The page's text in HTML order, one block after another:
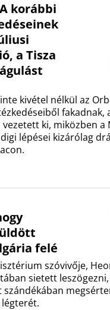
korábbi
a Tisza
kivétel nélkül az
fakadnak,
ki, miközben a
lépései kizárólag
felé
szóvivője,
sietett